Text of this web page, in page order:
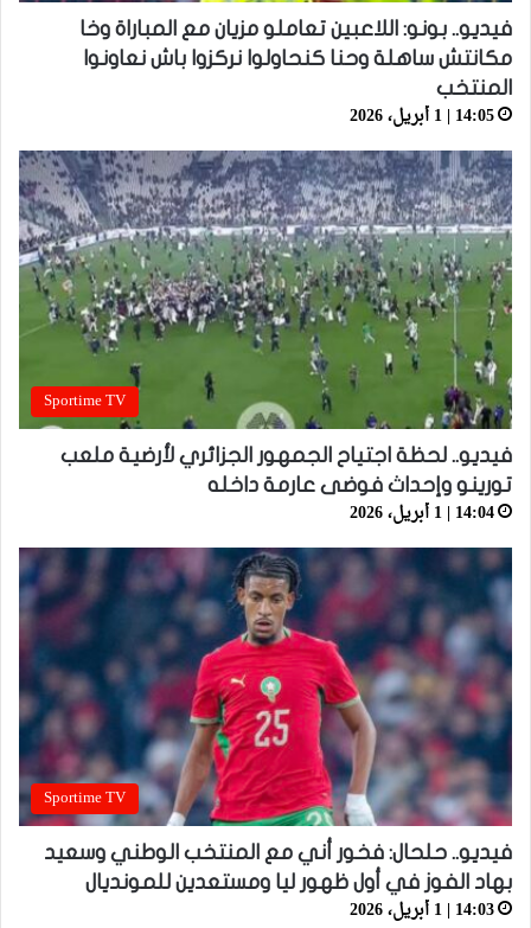
فيديو.. بونو: اللاعبين تعاملو مزيان مع المباراة وخا
مكانتش ساهلة وحنا كنحاولوا نركزوا باش نعاونوا
المنتخب
14:05 | 1 أبريل، 2026
Sportime TV
فيديو.. لحظة اجتياح الجمهور الجزائري لأرضية ملعب
تورينو وإحداث فوضى عارمة داخله
14:04 | 1 أبريل، 2026
Sportime TV
فيديو.. حلحال: فخور أني مع المنتخب الوطني وسعيد
بهاد الفوز في أول ظهور ليا ومستعدين للمونديال
14:03 | 1 أبريل، 2026